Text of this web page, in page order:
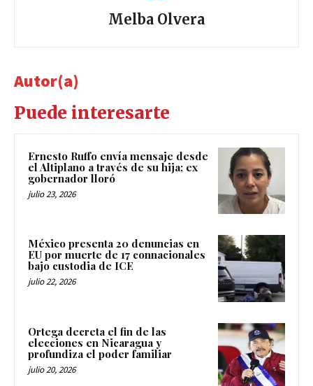
Melba Olvera
Autor(a)
Puede interesarte
Ernesto Ruffo envía mensaje desde
el Altiplano a través de su hija; ex
gobernador lloró
julio 23, 2026
México presenta 20 denuncias en
EU por muerte de 17 connacionales
bajo custodia de ICE
julio 22, 2026
Ortega decreta el fin de las
elecciones en Nicaragua y
profundiza el poder familiar
julio 20, 2026